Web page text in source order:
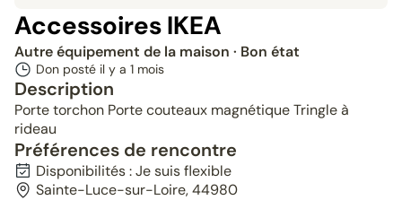
Accessoires IKEA
Autre équipement de la maison · Bon état
Don posté il y a 1 mois
Description
Porte torchon Porte couteaux magnétique Tringle à
rideau
Préférences de rencontre
Disponibilités : Je suis flexible
Sainte-Luce-sur-Loire, 44980